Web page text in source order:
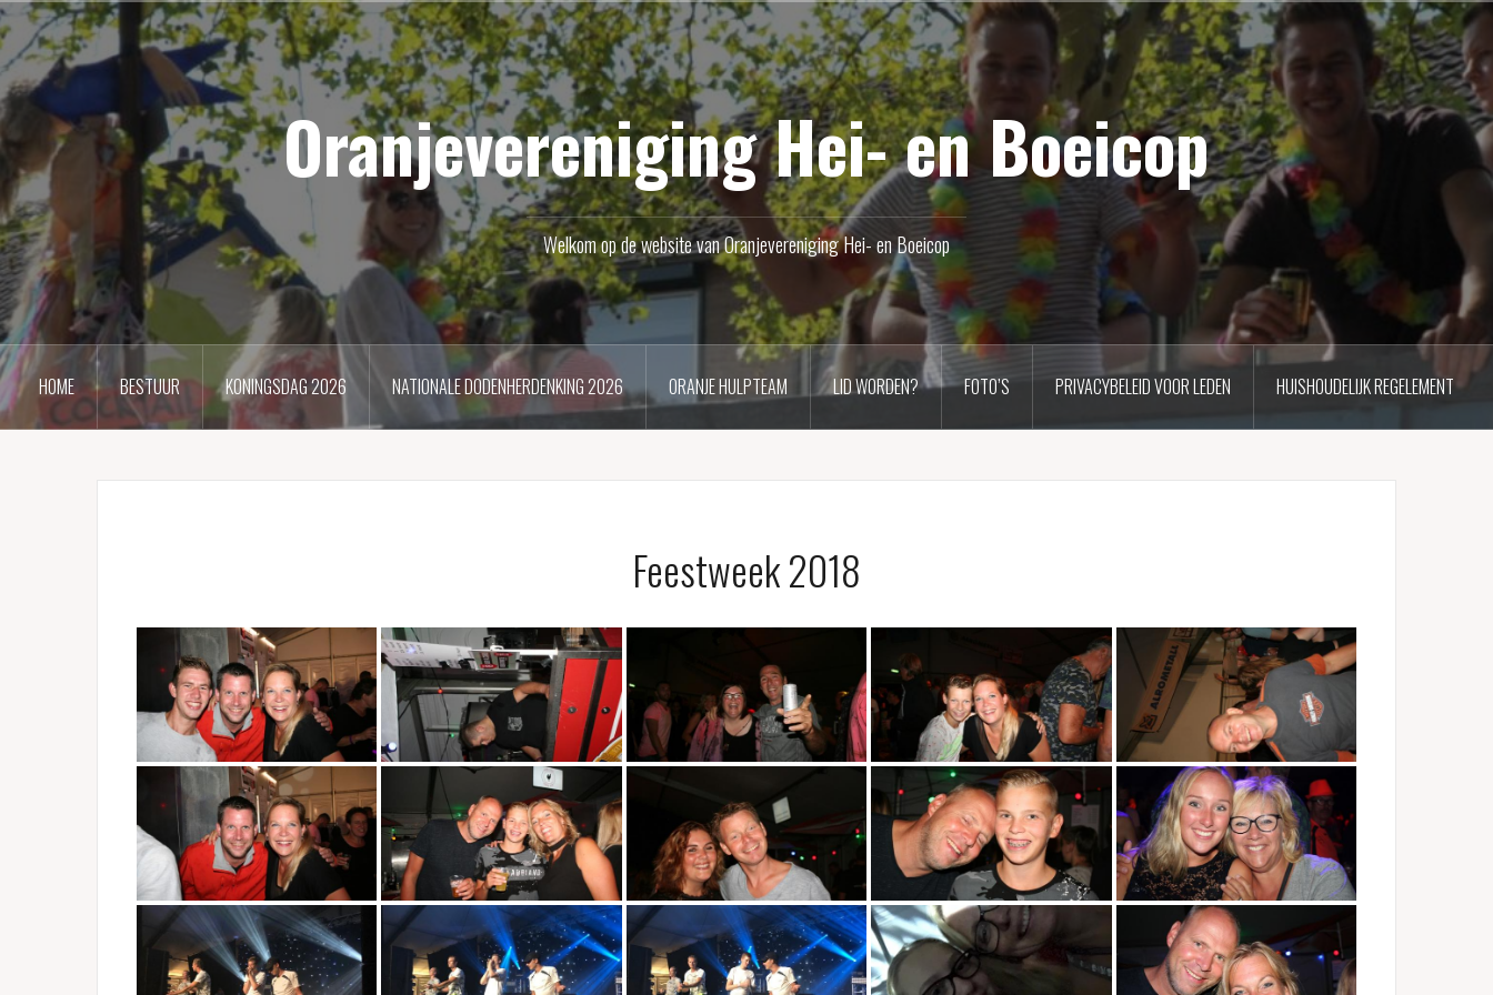
Naar
de
inhoud
springen
Oranjevereniging Hei- en Boeicop
Welkom op de website van Oranjevereniging Hei- en Boeicop
HOME BESTUUR KONINGSDAG 2026 NATIONALE DODENHERDENKING 2026 ORANJE HULPTEAM LID WORDEN? FOTO’S PRIVACYBELEID VOOR LEDEN HUISHOUDELIJK REGELEMENT
Feestweek 2018